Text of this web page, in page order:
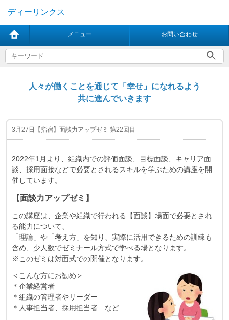
ディーリンクス
メニュー お問い合わせ
人々が働くことを通じて「幸せ」になれるよう
共に進んでいきます
3月27日【指宿】面談力アップゼミ 第22回目
2022年1月より、組織内での評価面談、目標面談、キャリア面
談、採用面接などで必要とされるスキルを学ぶための講座を開
催しています。
【面談力アップゼミ】
この講座は、企業や組織で行われる【面談】場面で必要とされ
る能力について、
「理論」や「考え方」を知り、実際に活用できるための訓練も
含め、少人数でゼミナール方式で学べる場となります。
※このゼミは対面式での開催となります。
＜こんな方にお勧め＞
＊企業経営者
＊組織の管理者やリーダー
＊人事担当者、採用担当者 など